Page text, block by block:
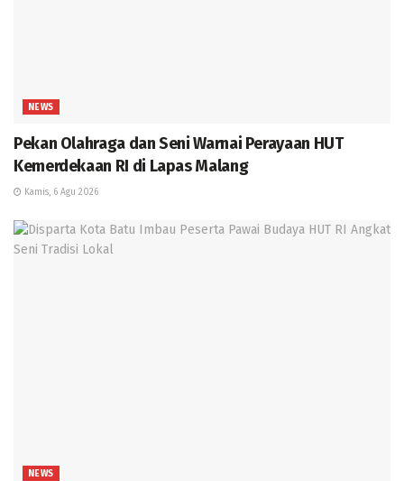
NEWS
Pekan Olahraga dan Seni Warnai Perayaan HUT
Kemerdekaan RI di Lapas Malang
Kamis, 6 Agu 2026
NEWS